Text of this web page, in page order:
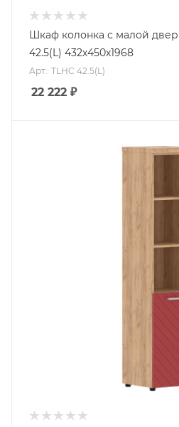
Шкаф колонка с малой
42.5(L) 432х450х1968
Арт.: TLHC 42.5(L)
22 222 ₽